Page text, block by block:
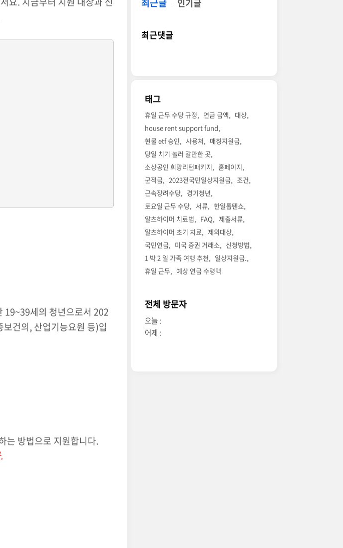
19~39세의 청년으로서 202
건의, 산업기능요원 등)입
는 방법으로 지원합니다.
최근글 인기글
최근댓글
태그
휴일 근무 수당 규정 연금 금액
대상
house rent support fund
현물 etf 승인
사용처
매칭지원금
당일 치기 놀러 갈만한 곳
소상공인 희망리턴패키지
홈페이지
군적금
2023전국민일상지원금
조건
근속장려수당
경기청년
토요일 근무 수당
서류
한일톱텐쇼
알츠하이머 치료법
FAQ
제출서류
알츠하이머 초기 치료
제외대상
국민연금
미국 증권 거래소
신청방법
1 박 2 일 가족 여행 추천
일상지원금.
휴일 근무
예상 연금 수령액
전체 방문자
오늘 :
어제 :